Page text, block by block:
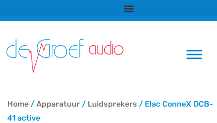
naar
inhoud
Home / Apparatuur / Luidsprekers / Elac ConneX DCB-
41 active